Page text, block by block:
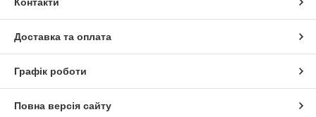
Доставка та оплата
Графік роботи
Повна версія сайту